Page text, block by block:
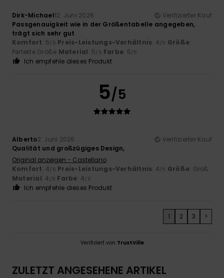
Dirk-Michael12. Juni 2026
Verifizierter Kauf
Passgenauigkeit wie in der Größentabelle angegeben,
trägt sich sehr gut
Komfort: 5/5 Preis-Leistungs-Verhältnis: 4/5 Größe:
Perfekte Größe Material: 5/5 Farbe: 5/5
Ich empfehle dieses Produkt
5/5
Alberto2. Juni 2026
Verifizierter Kauf
Qualität und großzügiges Design,
Original anzeigen - Castellano
Komfort: 4/5 Preis-Leistungs-Verhältnis: 4/5 Größe: Groß
Material: 4 /5 Farbe: 4/5
Ich empfehle dieses Produkt
1 2 3 >
Verifiziert von TrustVille
ZULETZT ANGESEHENE ARTIKEL